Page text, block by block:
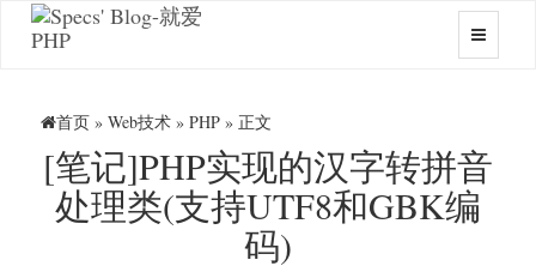
首页 » Web技术 » PHP » 正文
[笔记]PHP实现的汉字转拼音
处理类(支持UTF8和GBK编
码)